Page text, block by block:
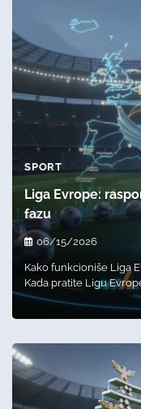
SPORT
Liga Evrope:
fazu
06/15/2026
Kako funkcioniše Liga
Kada pratite Ligu